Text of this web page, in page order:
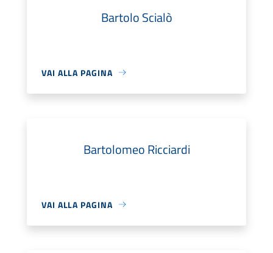
Bartolo Scialò
VAI ALLA PAGINA
Bartolomeo Ricciardi
VAI ALLA PAGINA